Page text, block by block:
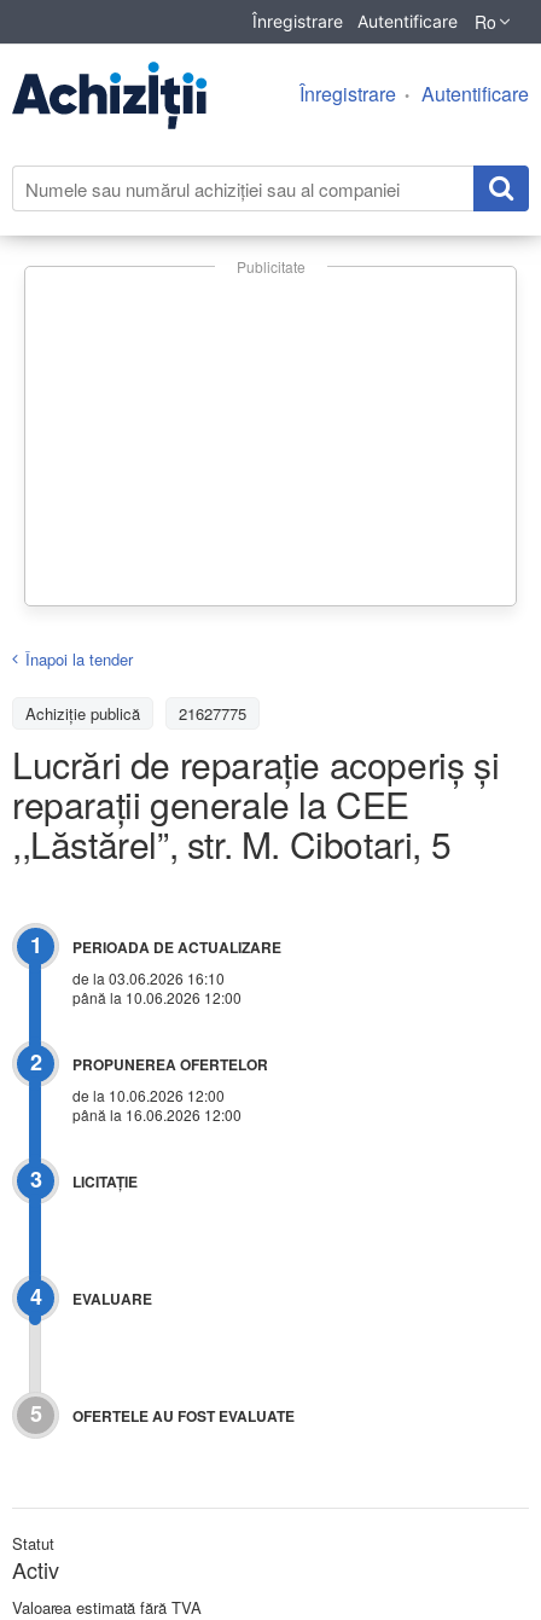
Înregistrare Autentificare Ro
Înregistrare Autentificare
Publicitate
Înapoi la tender
Achiziţie publică 21627775
Lucrări de reparație acoperiș și
reparații generale la CEE
,,Lăstărel”, str. M. Cibotari, 5
1 PERIOADA DE ACTUALIZARE
de la 03.06.2026 16:10
până la 10.06.2026 12:00
2 PROPUNEREA OFERTELOR
de la 10.06.2026 12:00
până la 16.06.2026 12:00
3 LICITAŢIE
4 EVALUARE
5 OFERTELE AU FOST EVALUATE
Statut
Activ
Valoarea estimată fără TVA